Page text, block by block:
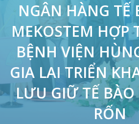
NGÂN HÀNG TẾ
MEKOSTEM HỢP
BỆNH VIỆN
GIA LAI TRIỂN
LƯU GIỮ TẾ BÀO
RỐN